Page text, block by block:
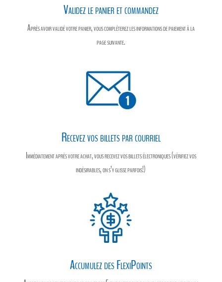
Validez le panier et commandez
Après avoir validé votre panier, vous compléterez les informations de paiement à la
page suivante.
Recevez vos billets par courriel
Immédiatement après votre achat, vous recevez vos billets électroniques (vérifiez vos
indésirables, on s’y glisse parfois!)
Accumulez des FlexiPoints